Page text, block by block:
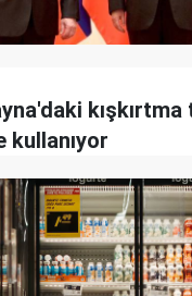
kullanıyor